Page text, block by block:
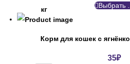
кг
Выбрать
Корм для кошек с
35₽